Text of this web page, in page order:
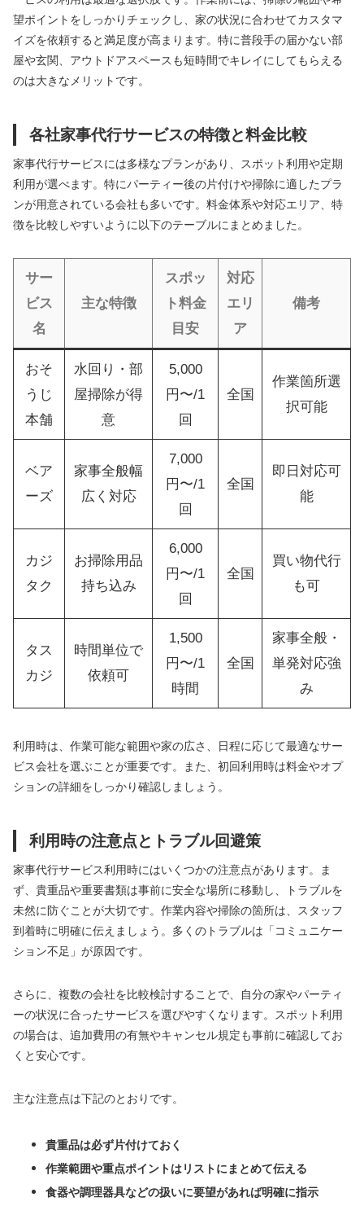
望ポイントをしっかりチェックし、家の状況に合わせてカスタマ
イズを依頼すると満足度が高まります。特に普段手の届かない部
屋や玄関、アウトドアスペースも短時間でキレイにしてもらえる
のは大きなメリットです。
各社家事代行サービスの特徴と料金比較
家事代行サービスには多様なプランがあり、スポット利用や定期
利用が選べます。特にパーティー後の片付けや掃除に適したプラ
ンが用意されている会社も多いです。料金体系や対応エリア、特
徴を比較しやすいように以下のテーブルにまとめました。
サー
ビス
名
主な特徴
スポッ
ト料金
目安
対応
エリ
ア
備考
おそ
うじ
本舗
水回り・部
屋掃除が得
意
5,000
円〜/1
回
全国
作業箇所選
択可能
ベア
ーズ
家事全般幅
広く対応
7,000
円〜/1
回
全国
即日対応可
能
カジ
タク
お掃除用品
持ち込み
6,000
円〜/1
回
全国
買い物代行
も可
タス
カジ
時間単位で
依頼可
1,500
円〜/1
時間
全国
家事全般・
単発対応強
み
利用時は、作業可能な範囲や家の広さ、日程に応じて最適なサー
ビス会社を選ぶことが重要です。また、初回利用時は料金やオプ
ションの詳細をしっかり確認しましょう。
利用時の注意点とトラブル回避策
家事代行サービス利用時にはいくつかの注意点があります。ま
ず、貴重品や重要書類は事前に安全な場所に移動し、トラブルを
未然に防ぐことが大切です。作業内容や掃除の箇所は、スタッフ
到着時に明確に伝えましょう。多くのトラブルは「コミュニケー
ション不足」が原因です。
さらに、複数の会社を比較検討することで、自分の家やパーティ
ーの状況に合ったサービスを選びやすくなります。スポット利用
の場合は、追加費用の有無やキャンセル規定も事前に確認してお
くと安心です。
主な注意点は下記のとおりです。
貴重品は必ず片付けておく
作業範囲や重点ポイントはリストにまとめて伝える
食器や調理器具などの扱いに要望があれば明確に指示